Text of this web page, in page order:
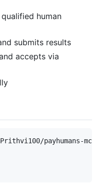
human
submits results
accepts via
payhumans-